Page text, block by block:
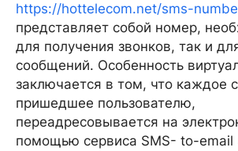
https://hottelecom.net/sms-
представляет собой номер,
для получения звонков, так и
сообщений. Особенность
заключается в том, что каждое
пришедшее пользователю,
переадресовывается на
помощью сервиса SMS- to-email